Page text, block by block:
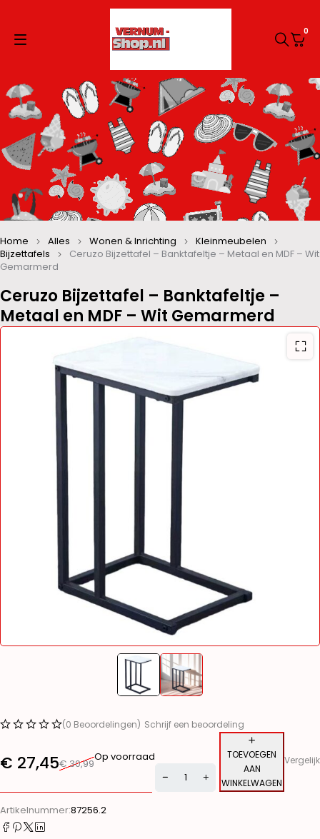
0
Ceruzo Bijzettafel – Banktafeltje –
Metaal en MDF – Wit Gemarmerd
Home Alles Wonen & Inrichting
Kleinmeubelen
Bijzettafels
Ceruzo Bijzettafel – Banktafeltje – Metaal en MDF – Wit
Gemarmerd
(0 Beoordelingen) Schrijf een beoordeling
€30,99
€ 27,45 Op voorraad
TOEVOEGEN
AAN
WINKELWAGEN
Vergelijk
Artikelnummer:87256.2